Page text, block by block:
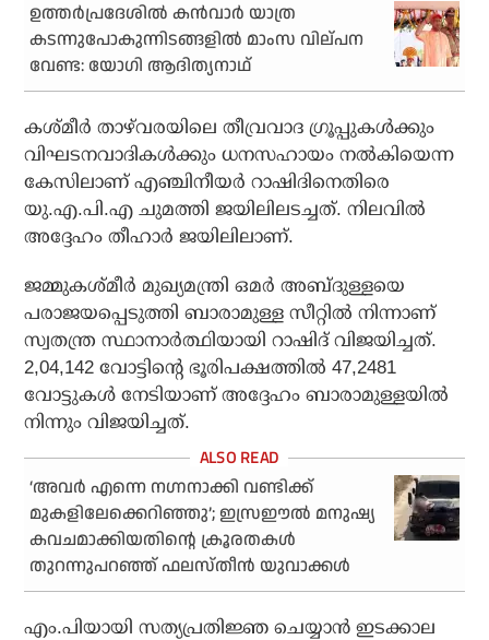
ഉത്തർപ്രദേശിൽ കൻവാർ യാത്ര
കടന്നുപോകുന്നിടങ്ങളിൽ മാംസ വില്പന
വേണ്ട: യോഗി ആദിത്യനാഥ്
കശ്മീർ താഴ്‌വരയിലെ തീവ്രവാദ ഗ്രൂപ്പുകൾക്കും
വിഘടനവാദികൾക്കും ധനസഹായം നൽകിയെന്ന
കേസിലാണ് എഞ്ചിനീയർ റാഷിദിനെതിരെ
യു.എ.പി.എ ചുമത്തി ജയിലിലടച്ചത്. നിലവിൽ
അദ്ദേഹം തീഹാർ ജയിലിലാണ്.
ജമ്മുകശ്മീർ മുഖ്യമന്ത്രി ഒമർ അബ്ദുള്ളയെ
പരാജയപ്പെടുത്തി ബാരാമുള്ള സീറ്റിൽ നിന്നാണ്
സ്വതന്ത്ര സ്ഥാനാർത്ഥിയായി റാഷിദ് വിജയിച്ചത്.
2,04,142 വോട്ടിൻ്റെ ഭൂരിപക്ഷത്തിൽ 47,2481
വോട്ടുകൾ നേടിയാണ് അദ്ദേഹം ബാരാമുള്ളയിൽ
നിന്നും വിജയിച്ചത്.
‘അവർ എന്നെ നഗ്നനാക്കി വണ്ടിക്ക്
മുകളിലേക്കെറിഞ്ഞു’; ഇസ്രഈൽ മനുഷ്യ
കവചമാക്കിയതിന്റെ ക്രൂരതകൾ
തുറന്നുപറഞ്ഞ് ഫലസ്തീൻ യുവാക്കൾ
എം.പിയായി സത്യപ്രതിജ്ഞ ചെയ്യാൻ ഇടക്കാല